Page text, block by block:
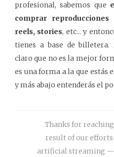
profesional, sabemos que
comprar
reels, stories, etc... y
tienes a base de billetera.
claro que no es la mejor
es una forma a la que estás
y más abajo entenderás el
Thanks for
result of our
artificial streaming —